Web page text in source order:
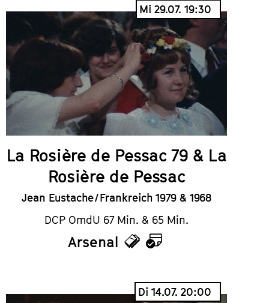
Mi 29.07. 19:30
La Rosière de Pessac 79 & La
Rosière de Pessac
Jean Eustache / Frankreich 1979 & 1968
DCP OmdU 67 Min. & 65 Min.
Arsenal
TicketsKalender
Di 14.07. 20:00